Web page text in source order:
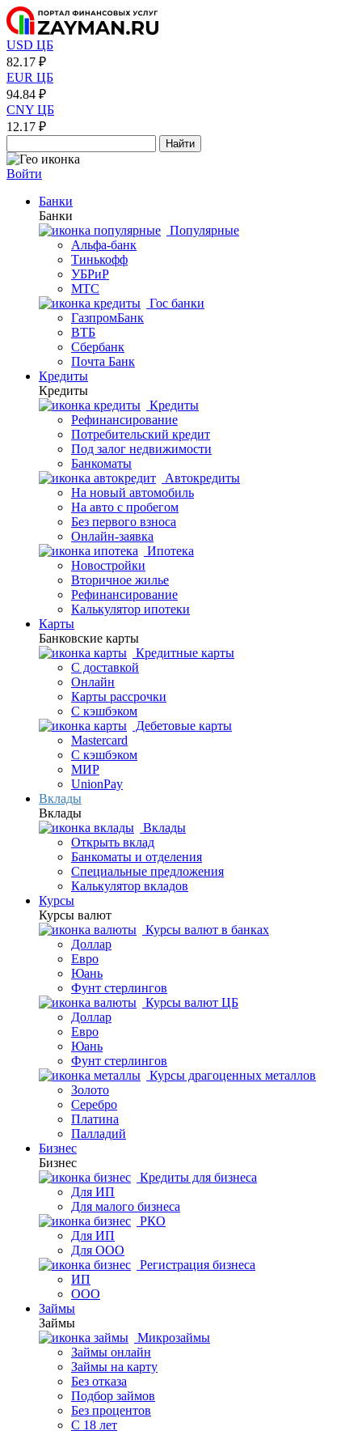
USD ЦБ
82.17 ₽
EUR ЦБ
94.84 ₽
CNY ЦБ
12.17 ₽
Найти
Войти
Банки
Банки
Популярные
Альфа-банк
Тинькофф
УБРиР
МТС
Гос банки
ГазпромБанк
ВТБ
Сбербанк
Почта Банк
Кредиты
Кредиты
Кредиты
Рефинансирование
Потребительский кредит
Под залог недвижимости
Банкоматы
Автокредиты
На новый автомобиль
На авто с пробегом
Без первого взноса
Онлайн-заявка
Ипотека
Новостройки
Вторичное жилье
Рефинансирование
Калькулятор ипотеки
Карты
Банковские карты
Кредитные карты
С доставкой
Онлайн
Карты рассрочки
С кэшбэком
Дебетовые карты
Mastercard
С кэшбэком
МИР
UnionPay
Вклады
Вклады
Вклады
Открыть вклад
Банкоматы и отделения
Специальные предложения
Калькулятор вкладов
Курсы
Курсы валют
Курсы валют в банках
Доллар
Евро
Юань
Фунт стерлингов
Курсы валют ЦБ
Доллар
Евро
Юань
Фунт стерлингов
Курсы драгоценных металлов
Золото
Серебро
Платина
Палладий
Бизнес
Бизнес
Кредиты для бизнеса
Для ИП
Для малого бизнеса
РКО
Для ИП
Для ООО
Регистрация бизнеса
ИП
ООО
Займы
Займы
Микрозаймы
Займы онлайн
Займы на карту
Без отказа
Подбор займов
Без процентов
С 18 лет